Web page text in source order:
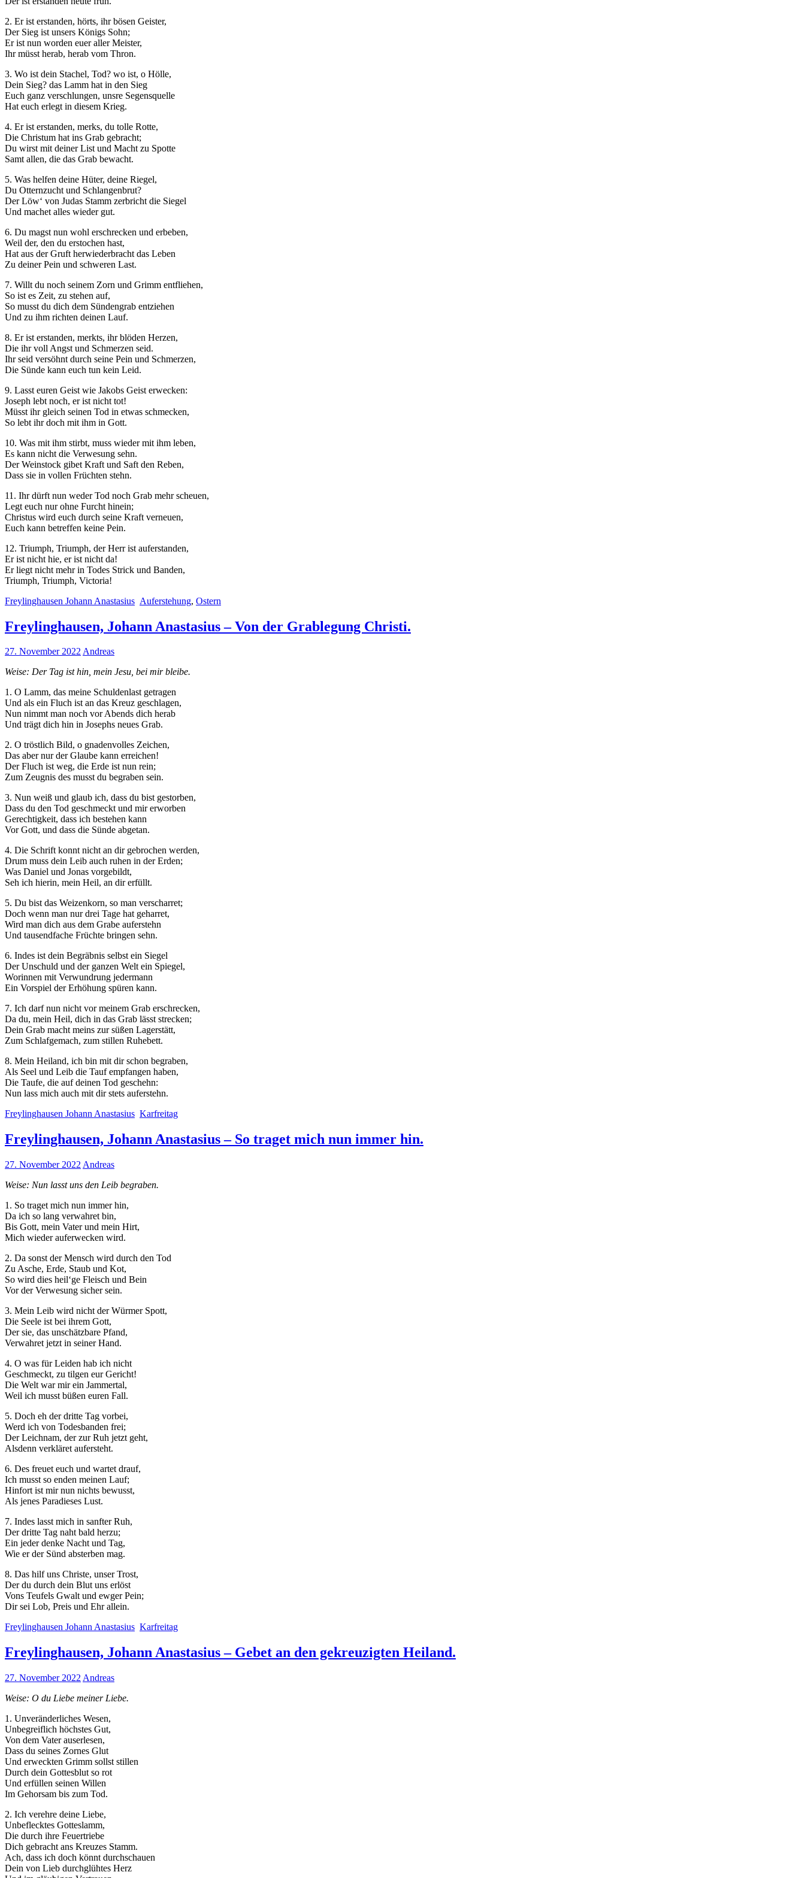
2. Er ist erstanden, hörts, ihr bösen Geister,
Der Sieg ist unsers Königs Sohn;
Er ist nun worden euer aller Meister,
Ihr müsst herab, herab vom Thron.
3. Wo ist dein Stachel, Tod? wo ist, o Hölle,
Dein Sieg? das Lamm hat in den Sieg
Euch ganz verschlungen, unsre Segensquelle
Hat euch erlegt in diesem Krieg.
4. Er ist erstanden, merks, du tolle Rotte,
Die Christum hat ins Grab gebracht;
Du wirst mit deiner List und Macht zu Spotte
Samt allen, die das Grab bewacht.
5. Was helfen deine Hüter, deine Riegel,
Du Otternzucht und Schlangenbrut?
Der Löw‘ von Judas Stamm zerbricht die Siegel
Und machet alles wieder gut.
6. Du magst nun wohl erschrecken und erbeben,
Weil der, den du erstochen hast,
Hat aus der Gruft herwiederbracht das Leben
Zu deiner Pein und schweren Last.
7. Willt du noch seinem Zorn und Grimm entfliehen,
So ist es Zeit, zu stehen auf,
So musst du dich dem Sündengrab entziehen
Und zu ihm richten deinen Lauf.
8. Er ist erstanden, merkts, ihr blöden Herzen,
Die ihr voll Angst und Schmerzen seid.
Ihr seid versöhnt durch seine Pein und Schmerzen,
Die Sünde kann euch tun kein Leid.
9. Lasst euren Geist wie Jakobs Geist erwecken:
Joseph lebt noch, er ist nicht tot!
Müsst ihr gleich seinen Tod in etwas schmecken,
So lebt ihr doch mit ihm in Gott.
10. Was mit ihm stirbt, muss wieder mit ihm leben,
Es kann nicht die Verwesung sehn.
Der Weinstock gibet Kraft und Saft den Reben,
Dass sie in vollen Früchten stehn.
11. Ihr dürft nun weder Tod noch Grab mehr scheuen,
Legt euch nur ohne Furcht hinein;
Christus wird euch durch seine Kraft verneuen,
Euch kann betreffen keine Pein.
12. Triumph, Triumph, der Herr ist auferstanden,
Er ist nicht hie, er ist nicht da!
Er liegt nicht mehr in Todes Strick und Banden,
Triumph, Triumph, Victoria!
Freylinghausen Johann Anastasius Auferstehung, Ostern
Freylinghausen, Johann Anastasius – Von der Grablegung Christi.
27. November 2022Andreas
Weise: Der Tag ist hin, mein Jesu, bei mir bleibe.
1. O Lamm, das meine Schuldenlast getragen
Und als ein Fluch ist an das Kreuz geschlagen,
Nun nimmt man noch vor Abends dich herab
Und trägt dich hin in Josephs neues Grab.
2. O tröstlich Bild, o gnadenvolles Zeichen,
Das aber nur der Glaube kann erreichen!
Der Fluch ist weg, die Erde ist nun rein;
Zum Zeugnis des musst du begraben sein.
3. Nun weiß und glaub ich, dass du bist gestorben,
Dass du den Tod geschmeckt und mir erworben
Gerechtigkeit, dass ich bestehen kann
Vor Gott, und dass die Sünde abgetan.
4. Die Schrift konnt nicht an dir gebrochen werden,
Drum muss dein Leib auch ruhen in der Erden;
Was Daniel und Jonas vorgebildt,
Seh ich hierin, mein Heil, an dir erfüllt.
5. Du bist das Weizenkorn, so man verscharret;
Doch wenn man nur drei Tage hat geharret,
Wird man dich aus dem Grabe auferstehn
Und tausendfache Früchte bringen sehn.
6. Indes ist dein Begräbnis selbst ein Siegel
Der Unschuld und der ganzen Welt ein Spiegel,
Worinnen mit Verwundrung jedermann
Ein Vorspiel der Erhöhung spüren kann.
7. Ich darf nun nicht vor meinem Grab erschrecken,
Da du, mein Heil, dich in das Grab lässt strecken;
Dein Grab macht meins zur süßen Lagerstätt,
Zum Schlafgemach, zum stillen Ruhebett.
8. Mein Heiland, ich bin mit dir schon begraben,
Als Seel und Leib die Tauf empfangen haben,
Die Taufe, die auf deinen Tod geschehn:
Nun lass mich auch mit dir stets auferstehn.
Freylinghausen Johann Anastasius Karfreitag
Freylinghausen, Johann Anastasius – So traget mich nun immer hin.
27. November 2022 Andreas
Weise: Nun lasst uns den Leib begraben.
1. So traget mich nun immer hin,
Da ich so lang verwahret bin,
Bis Gott, mein Vater und mein Hirt,
Mich wieder auferwecken wird.
2. Da sonst der Mensch wird durch den Tod
Zu Asche, Erde, Staub und Kot,
So wird dies heil‘ge Fleisch und Bein
Vor der Verwesung sicher sein.
3. Mein Leib wird nicht der Würmer Spott,
Die Seele ist bei ihrem Gott,
Der sie, das unschätzbare Pfand,
Verwahret jetzt in seiner Hand.
4. O was für Leiden hab ich nicht
Geschmeckt, zu tilgen eur Gericht!
Die Welt war mir ein Jammertal,
Weil ich musst büßen euren Fall.
5. Doch eh der dritte Tag vorbei,
Werd ich von Todesbanden frei;
Der Leichnam, der zur Ruh jetzt geht,
Alsdenn verkläret aufersteht.
6. Des freuet euch und wartet drauf,
Ich musst so enden meinen Lauf;
Hinfort ist mir nun nichts bewusst,
Als jenes Paradieses Lust.
7. Indes lasst mich in sanfter Ruh,
Der dritte Tag naht bald herzu;
Ein jeder denke Nacht und Tag,
Wie er der Sünd absterben mag.
8. Das hilf uns Christe, unser Trost,
Der du durch dein Blut uns erlöst
Vons Teufels Gwalt und ewger Pein;
Dir sei Lob, Preis und Ehr allein.
Freylinghausen Johann Anastasius Karfreitag
Freylinghausen, Johann Anastasius – Gebet an den gekreuzigten Heiland.
27. November 2022 Andreas
Weise: O du Liebe meiner Liebe.
1. Unveränderliches Wesen,
Unbegreiflich höchstes Gut,
Von dem Vater auserlesen,
Dass du seines Zornes Glut
Und erweckten Grimm sollst stillen
Durch dein Gottesblut so rot
Und erfüllen seinen Willen
Im Gehorsam bis zum Tod.
2. Ich verehre deine Liebe,
Unbeflecktes Gotteslamm,
Die durch ihre Feuertriebe
Dich gebracht ans Kreuzes Stamm.
Ach, dass ich doch könnt durchschauen
Dein von Lieb durchglühtes Herz